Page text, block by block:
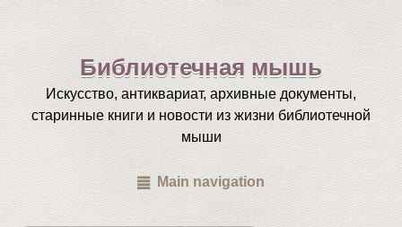
Библиотечная мышь
Искусство, антиквариат, архивные документы,
старинные книги и новости из жизни библиотечной
мыши
Main navigation